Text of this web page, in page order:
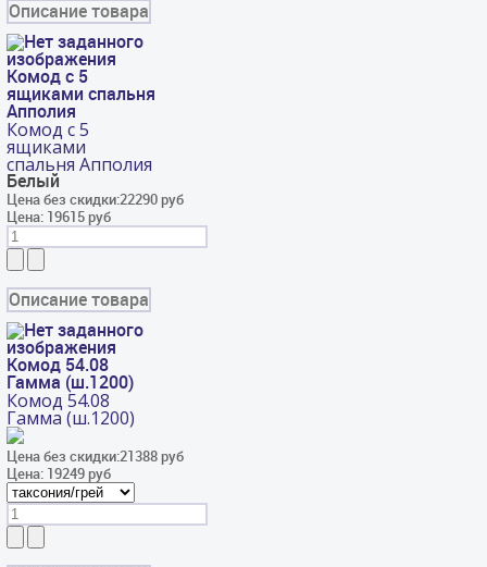
Описание товара
Комод с 5
ящиками спальня
Апполия
Комод с 5
ящиками
спальня Апполия
Белый
Цена без скидки:22290 руб
Цена: 19615 руб
Описание товара
Комод 54.08
Гамма (ш.1200)
Комод 54.08
Гамма (ш.1200)
Цена без скидки:21388 руб
Цена: 19249 руб